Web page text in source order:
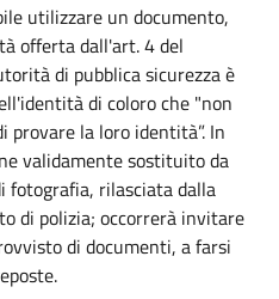
utilizzare un documento,
offerta dall'art. 4 del
di pubblica sicurezza è
di coloro che "non
la loro identità”. In
validamente sostituito da
fotografia, rilasciata dalla
di polizia; occorrerà invitare
di documenti, a farsi